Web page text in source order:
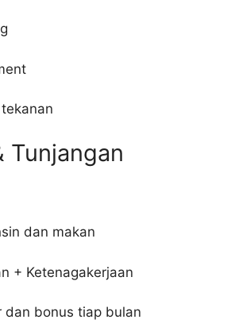
Tunjangan
dan makan
+ Ketenagakerjaan
dan bonus tiap bulan